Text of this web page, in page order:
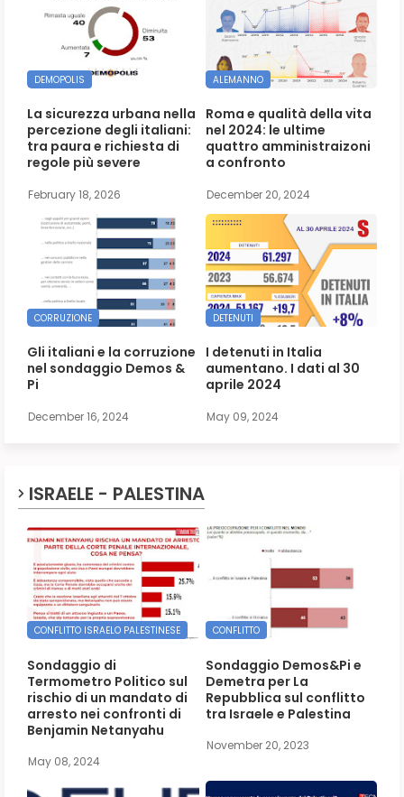
DEMOPOLIS
La sicurezza urbana nella
percezione degli italiani:
tra paura e richiesta di
regole più severe
February 18, 2026
ALEMANNO
Roma e qualità della vita
nel 2024: le ultime
quattro amministraizoni
a confronto
December 20, 2024
CORRUZIONE
Gli italiani e la corruzione
nel sondaggio Demos &
Pi
December 16, 2024
DETENUTI
I detenuti in Italia
aumentano. I dati al 30
aprile 2024
May 09, 2024
ISRAELE - PALESTINA
CONFLITTO ISRAELO PALESTINESE
Sondaggio di
Termometro Politico sul
rischio di un mandato di
arresto nei confronti di
Benjamin Netanyahu
May 08, 2024
CONFLITTO
Sondaggio Demos&Pi e
Demetra per La
Repubblica sul conflitto
tra Israele e Palestina
November 20, 2023